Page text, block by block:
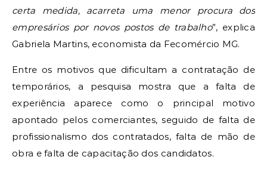
certa medida, acarreta uma menor procura dos
empresários por novos postos de trabalho”, explica
Gabriela Martins, economista da Fecomércio MG.
Entre os motivos que dificultam a contratação de
temporários, a pesquisa mostra que a falta de
experiência aparece como o principal motivo
apontado pelos comerciantes, seguido de falta de
profissionalismo dos contratados, falta de mão de
obra e falta de capacitação dos candidatos.